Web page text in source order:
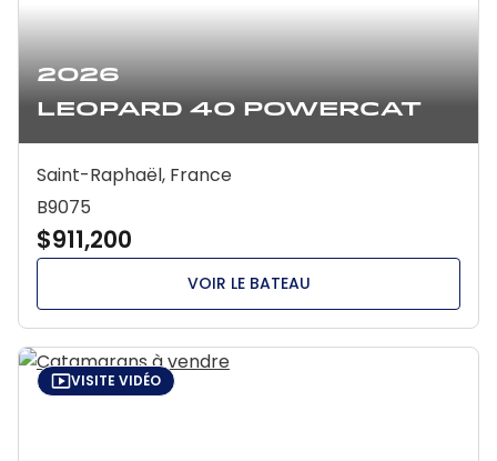
2026
Leopard 40 Powercat
Saint-Raphaël, France
B9075
$911,200
VOIR LE BATEAU
VISITE VIDÉO